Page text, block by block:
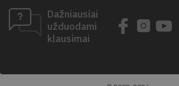
Dažniausiai
užduodami
klausimai